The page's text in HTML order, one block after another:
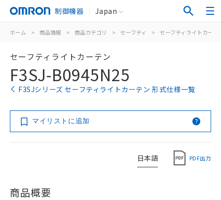
制御機器 Japan
ホーム > 商品情報 > 商品カテゴリ > セーフティ > セーフティライトカー
セーフティライトカーテン
F3SJ-B0945N25
F3SJシリーズ セーフティライトカーテン 形式仕様一覧
マイリストに追加
日本語 PDF出力
商品概要